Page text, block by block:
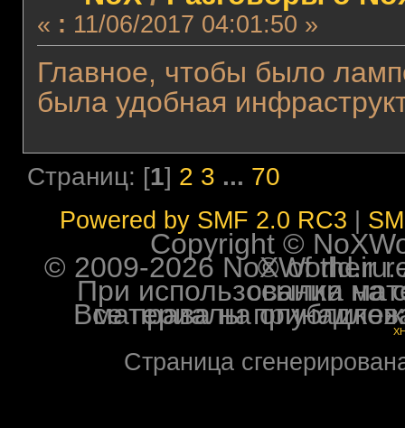
« : 11/06/2017 04:01:50 »
Главное, чтобы было
была удобная
Страниц: [1] 2 3 ... 70
Powered by SMF 2.0 RC3
Copyright ©
© 2009-2026 NoXWorld.ru. All
При использовании
Все права на опубликованные на форуме
Страница